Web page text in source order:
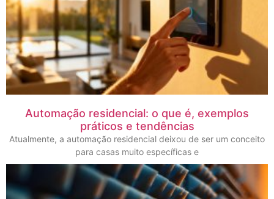
Automação residencial: o que é, exemplos
práticos e tendências
Atualmente, a automação residencial deixou de ser um conceito
para casas muito específicas e